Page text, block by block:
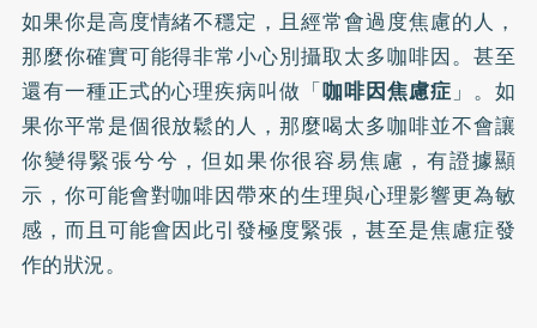
如果你是高度情緒不穩定，且經常會過度焦慮的人，
那麼你確實可能得非常小心別攝取太多咖啡因。甚至
還有一種正式的心理疾病叫做「咖啡因焦慮症」。如
果你平常是個很放鬆的人，那麼喝太多咖啡並不會讓
你變得緊張兮兮，但如果你很容易焦慮，有證據顯
示，你可能會對咖啡因帶來的生理與心理影響更為敏
感，而且可能會因此引發極度緊張，甚至是焦慮症發
作的狀況。